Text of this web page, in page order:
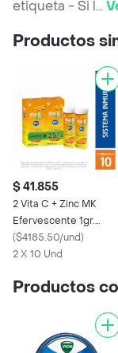
etiqueta - Si l...
Productos
$ 41.855
2 Vita C + Zinc MK
Efervescente 1gr.
Vitamina C Mandarina
($4185.50/und)
2 X 10 Und
Productos